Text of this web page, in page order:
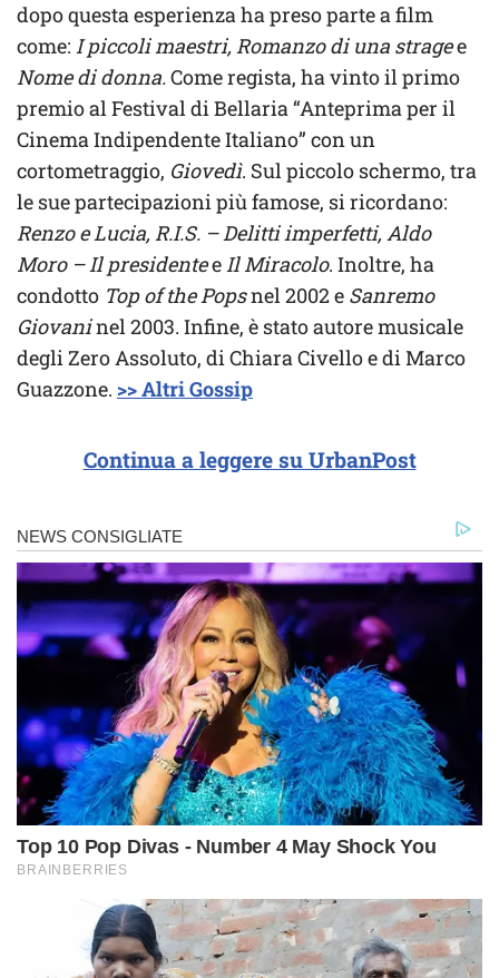
dopo questa esperienza ha preso parte a film
come: I piccoli maestri, Romanzo di una stragee
Nome di donna.Come regista, ha vinto il primo
premio al Festival di Bellaria “Anteprima per il
Cinema Indipendente Italiano” con un
cortometraggio, Giovedì. Sul piccolo schermo, tra
le sue partecipazioni più famose, si ricordano:
Renzo e Lucia, R.I.S. – Delitti imperfetti, Aldo
Moro – Il presidenteeIl Miracolo. Inoltre, ha
condotto Top of the Popsnel 2002 e Sanremo
Giovaninel 2003. Infine, è stato autore musicale
degli Zero Assoluto, di Chiara Civello e di Marco
Guazzone. >> Altri Gossip
Continua a leggere su UrbanPost